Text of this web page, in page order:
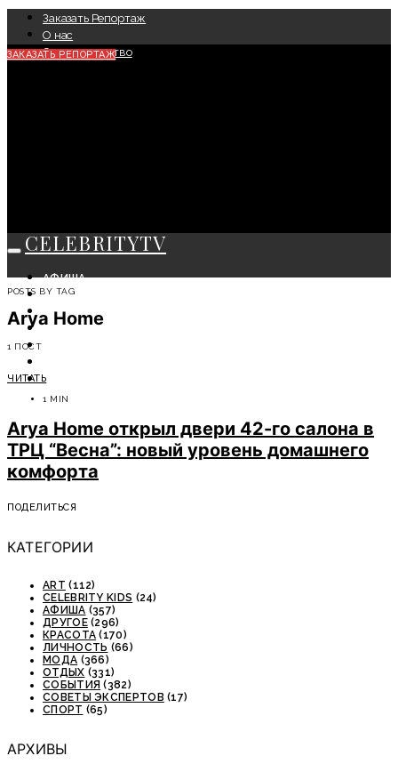
Заказать Репортаж
О нас
Сотрудничество
ЗАКАЗАТЬ РЕПОРТАЖ
CELEBRITYTV
АФИША
СОБЫТИЯ
КРАСОТА
МОДА
СОВЕТЫ ЭКСПЕРТОВ
POSTS BY TAG
Arya Home
1 ПОСТ
ЧИТАТЬ
1 MIN
Arya Home открыл двери 42-го салона в
ТРЦ “Весна”: новый уровень домашнего
комфорта
ПОДЕЛИТЬСЯ
КАТЕГОРИИ
ART (112)
CELEBRITY KIDS (24)
АФИША (357)
ДРУГОЕ(296)
КРАСОТА (170)
ЛИЧНОСТЬ (66)
МОДА (366)
ОТДЫХ (331)
СОБЫТИЯ (382)
СОВЕТЫ ЭКСПЕРТОВ (17)
СПОРТ (65)
АРХИВЫ